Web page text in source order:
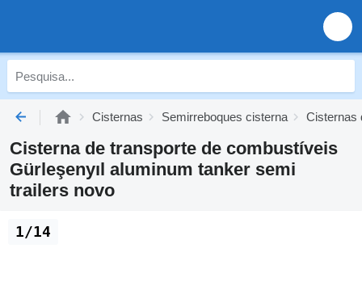
Cisternas Semirreboques cisterna Cisternas
Cisterna de transporte de combustíveis
Gürleşenyıl aluminum tanker semi
trailers novo
1/14